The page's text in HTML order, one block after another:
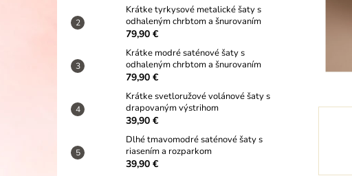
Krátke tyrkysové metalické šaty s
odhaleným chrbtom a šnurovaním
79,90 €
Krátke modré saténové šaty s
odhaleným chrbtom a šnurovaním
79,90 €
Krátke svetloružové volánové šaty s
drapovaným výstrihom
39,90 €
Dlhé tmavomodré saténové šaty s
riasením a rozparkom
39,90 €